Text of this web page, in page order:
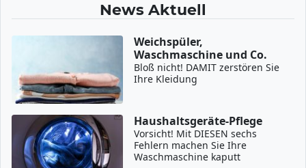
News Aktuell
Weichspüler,
Waschmaschine und Co.
Bloß nicht! DAMIT zerstören Sie
Ihre Kleidung
Haushaltsgeräte-Pflege
Vorsicht! Mit DIESEN sechs
Fehlern machen Sie Ihre
Waschmaschine kaputt